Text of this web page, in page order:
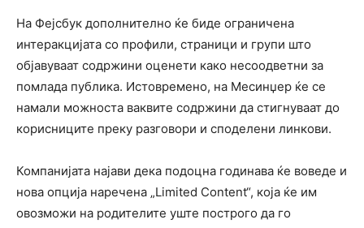
На Фејсбук дополнително ќе биде ограничена
интеракцијата со профили, страници и групи што
објавуваат содржини оценети како несоодветни за
помлада публика. Истовремено, на Месинџер ќе се
намали можноста ваквите содржини да стигнуваат до
корисниците преку разговори и споделени линкови.
Компанијата најави дека подоцна годинава ќе воведе и
нова опција наречена „Limited Content“, која ќе им
овозможи на родителите уште построго да го